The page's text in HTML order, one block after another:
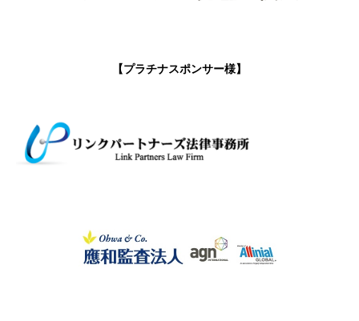
【プラチナスポンサー様】